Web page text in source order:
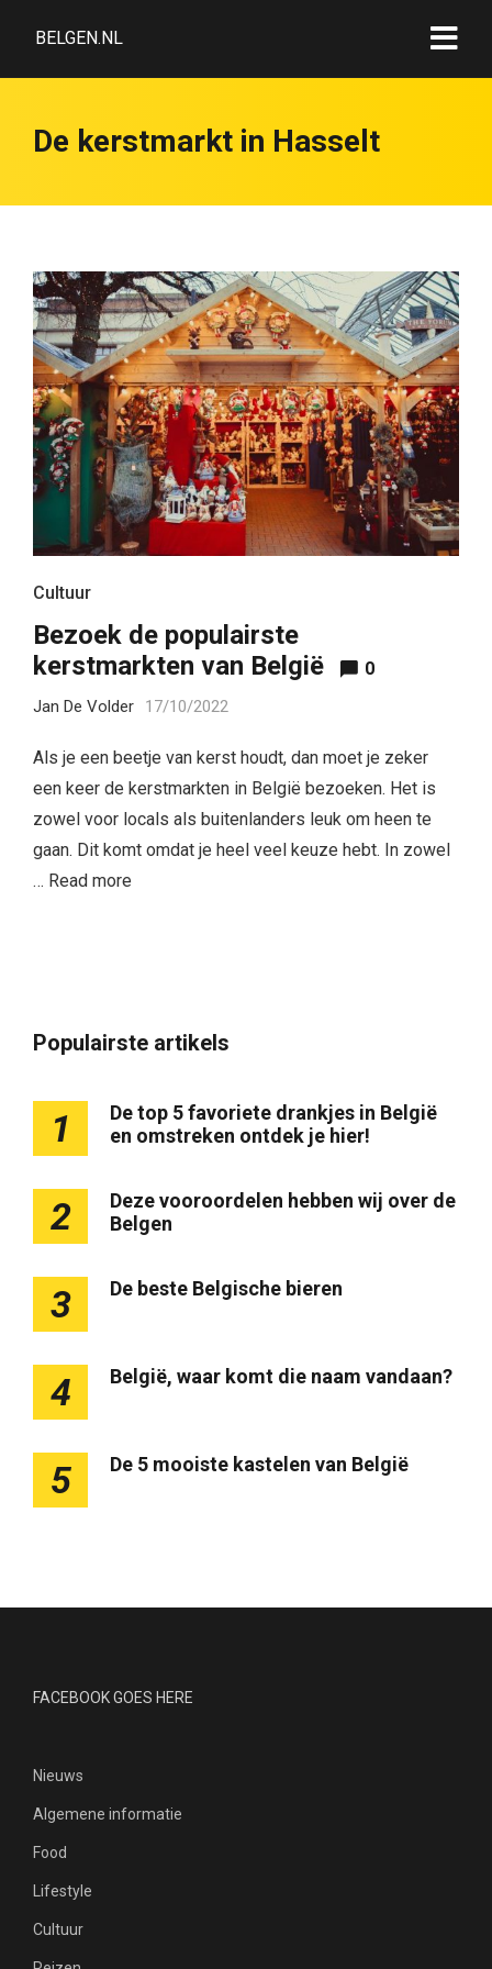
BELGEN.NL
De kerstmarkt in Hasselt
Cultuur
Bezoek de populairste
kerstmarkten van België
0
Jan De Volder 17/10/2022
Als je een beetje van kerst houdt, dan moet je zeker
een keer de kerstmarkten in België bezoeken. Het is
zowel voor locals als buitenlanders leuk om heen te
gaan. Dit komt omdat je heel veel keuze hebt. In zowel
… Read more
Populairste artikels
1
De top 5 favoriete drankjes in België
en omstreken ontdek je hier!
2
Deze vooroordelen hebben wij over de
Belgen
3 De beste Belgische bieren
4 België, waar komt die naam vandaan?
5 De 5 mooiste kastelen van België
FACEBOOK GOES HERE
Nieuws
Algemene informatie
Food
Lifestyle
Cultuur